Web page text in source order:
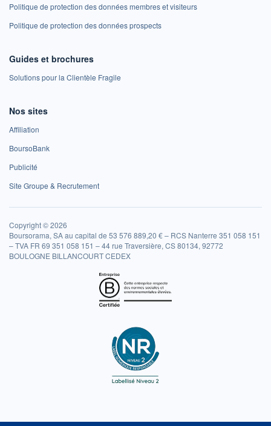
Politique de protection des données membres et visiteurs
Politique de protection des données prospects
Guides et brochures
Solutions pour la Clientèle Fragile
Nos sites
Affiliation
BoursoBank
Publicité
Site Groupe & Recrutement
Copyright © 2026
Boursorama, SA au capital de 53 576 889,20 € – RCS Nanterre 351 058 151
– TVA FR 69 351 058 151 – 44 rue Traversière, CS 80134, 92772
BOULOGNE BILLANCOURT CEDEX